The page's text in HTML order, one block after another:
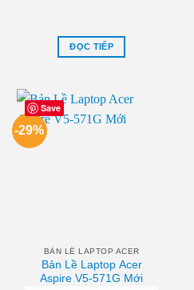
Tphcm
ĐỌC TIẾP
Save
-29%
BẢN LỀ LAPTOP ACER
Bản Lề Laptop Acer
Aspire V5-571G Mới